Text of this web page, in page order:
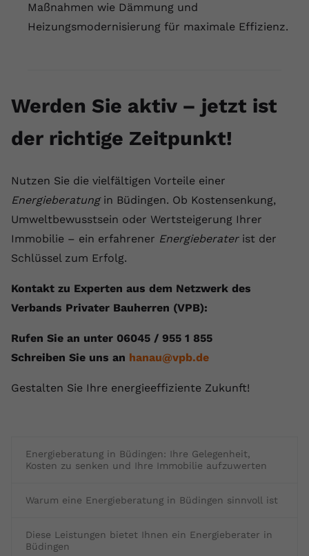
Energieberatung in Büdingen: Ihre Gelegenheit,
Kosten zu senken und Ihre Immobilie aufzuwerten
Warum eine Energieberatung in Büdingen sinnvoll ist
Diese Leistungen bietet Ihnen ein Energieberater in
Büdingen
Maßnahmen wie Dämmung und
Heizungsmodernisierung für maximale Effizienz.
Werden Sie aktiv – jetzt ist
der richtige Zeitpunkt!
Nutzen Sie die vielfältigen Vorteile einer
Energieberatungin Büdingen. Ob Kostensenkung,
Umweltbewusstsein oder Wertsteigerung Ihrer
Immobilie – ein erfahrener Energieberaterist der
Schlüssel zum Erfolg.
Kontakt zu Experten aus dem Netzwerk des
Verbands Privater Bauherren (VPB):
Rufen Sie an unter 06045 / 955 1 855
Schreiben Sie uns an hanau@vpb.de
Gestalten Sie Ihre energieeffiziente Zukunft!